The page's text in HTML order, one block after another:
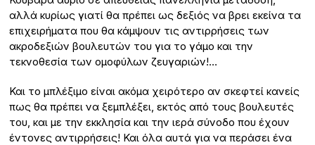
αλλά κυρίως γιατί θα πρέπει ως δεξιός να βρει εκείνα τα
επιχειρήματα που θα κάμψουν τις αντιρρήσεις των
ακροδεξιών βουλευτών του για το γάμο και την
τεκνοθεσία των ομοφύλων ζευγαριών!…
Και το μπλέξιμο είναι ακόμα χειρότερο αν σκεφτεί κανείς
πως θα πρέπει να ξεμπλέξει, εκτός από τους βουλευτές
του, και με την εκκλησία και την ιερά σύνοδο που έχουν
έντονες αντιρρήσεις! Και όλα αυτά για να περάσει ένα